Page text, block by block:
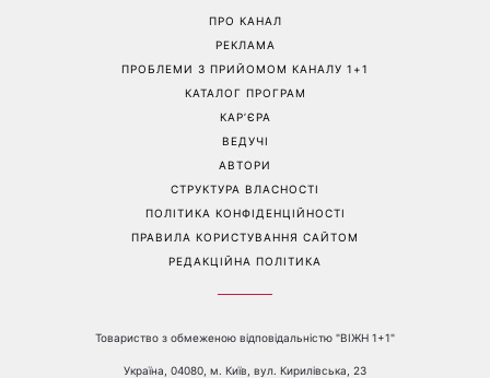
ПРО КАНАЛ
РЕКЛАМА
ПРОБЛЕМИ З ПРИЙОМОМ КАНАЛУ 1+1
КАТАЛОГ ПРОГРАМ
КАР’ЄРА
ВЕДУЧІ
АВТОРИ
СТРУКТУРА ВЛАСНОСТІ
ПОЛІТИКА КОНФІДЕНЦІЙНОСТІ
ПРАВИЛА КОРИСТУВАННЯ САЙТОМ
РЕДАКЦІЙНА ПОЛІТИКА
Товариство з обмеженою відповідальністю "ВІЖН 1+1"
Україна, 04080, м. Київ, вул. Кирилівська, 23